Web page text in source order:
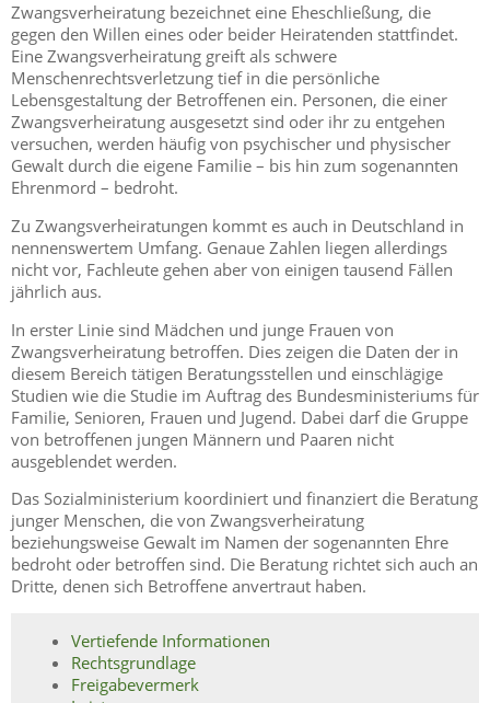
Zwangsverheiratung bezeichnet eine Eheschließung, die
gegen den Willen eines oder beider Heiratenden stattfindet.
Eine Zwangsverheiratung greift als schwere
Menschenrechtsverletzung tief in die persönliche
Lebensgestaltung der Betroffenen ein. Personen, die einer
Zwangsverheiratung ausgesetzt sind oder ihr zu entgehen
versuchen, werden häufig von psychischer und physischer
Gewalt durch die eigene Familie – bis hin zum sogenannten
Ehrenmord – bedroht.
Zu Zwangsverheiratungen kommt es auch in Deutschland in
nennenswertem Umfang. Genaue Zahlen liegen allerdings
nicht vor, Fachleute gehen aber von einigen tausend Fällen
jährlich aus.
In erster Linie sind Mädchen und junge Frauen von
Zwangsverheiratung betroffen. Dies zeigen die Daten der in
diesem Bereich tätigen Beratungsstellen und einschlägige
Studien wie die Studie im Auftrag des Bundesministeriums für
Familie, Senioren, Frauen und Jugend. Dabei darf die Gruppe
von betroffenen jungen Männern und Paaren nicht
ausgeblendet werden.
Das Sozialministerium koordiniert und finanziert die Beratung
junger Menschen, die von Zwangsverheiratung
beziehungsweise Gewalt im Namen der sogenannten Ehre
bedroht oder betroffen sind. Die Beratung richtet sich auch an
Dritte, denen sich Betroffene anvertraut haben.
Vertiefende Informationen
Rechtsgrundlage
Freigabevermerk